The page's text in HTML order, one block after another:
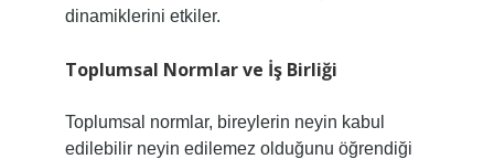
dinamiklerini etkiler.
Toplumsal Normlar ve İş Birliği
Toplumsal normlar, bireylerin neyin kabul
edilebilir neyin edilemez olduğunu öğrendiği